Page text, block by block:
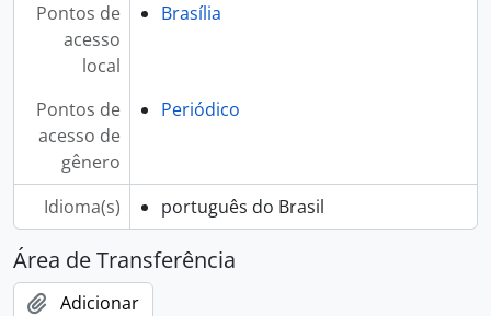
Pontos de
acesso
local
Brasília
Pontos de
acesso de
gênero
Periódico
Idioma(s) português do Brasil
Área de Transferência
Adicionar